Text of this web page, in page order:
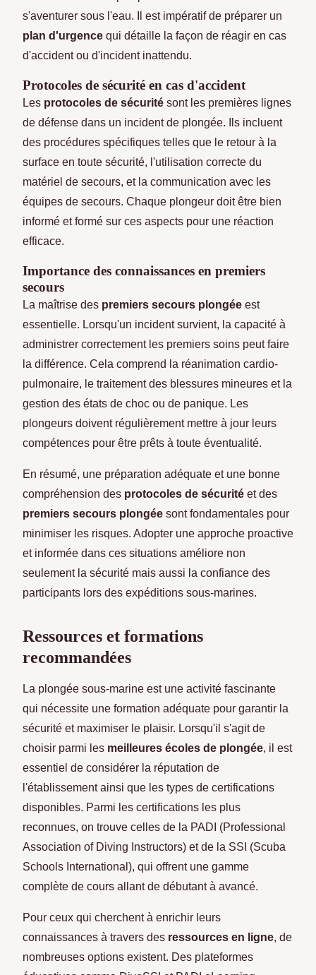
s'aventurer sous l'eau. Il est impératif de préparer un
plan d'urgence qui détaille la façon de réagir en cas
d'accident ou d'incident inattendu.
Protocoles de sécurité en cas d'accident
Les protocoles de sécurité sont les premières lignes
de défense dans un incident de plongée. Ils incluent
des procédures spécifiques telles que le retour à la
surface en toute sécurité, l'utilisation correcte du
matériel de secours, et la communication avec les
équipes de secours. Chaque plongeur doit être bien
informé et formé sur ces aspects pour une réaction
efficace.
Importance des connaissances en premiers
secours
La maîtrise des premiers secours plongée est
essentielle. Lorsqu'un incident survient, la capacité à
administrer correctement les premiers soins peut faire
la différence. Cela comprend la réanimation cardio-
pulmonaire, le traitement des blessures mineures et la
gestion des états de choc ou de panique. Les
plongeurs doivent régulièrement mettre à jour leurs
compétences pour être prêts à toute éventualité.
En résumé, une préparation adéquate et une bonne
compréhension des protocoles de sécurité et des
premiers secours plongée sont fondamentales pour
minimiser les risques. Adopter une approche proactive
et informée dans ces situations améliore non
seulement la sécurité mais aussi la confiance des
participants lors des expéditions sous-marines.
Ressources et formations
recommandées
La plongée sous-marine est une activité fascinante
qui nécessite une formation adéquate pour garantir la
sécurité et maximiser le plaisir. Lorsqu'il s'agit de
choisir parmi les meilleures écoles de plongée, il est
essentiel de considérer la réputation de
l'établissement ainsi que les types de certifications
disponibles. Parmi les certifications les plus
reconnues, on trouve celles de la PADI (Professional
Association of Diving Instructors) et de la SSI (Scuba
Schools International), qui offrent une gamme
complète de cours allant de débutant à avancé.
Pour ceux qui cherchent à enrichir leurs
connaissances à travers des ressources en ligne, de
nombreuses options existent. Des plateformes